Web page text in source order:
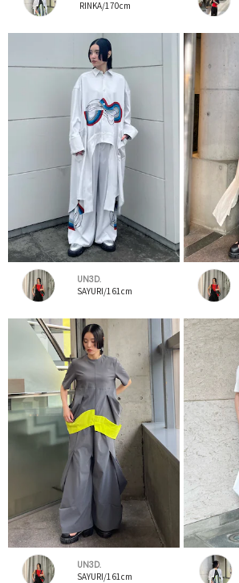
RINKA/170cm
UN3D.
SAYURI/161cm
UN3D.
SAYURI/161cm